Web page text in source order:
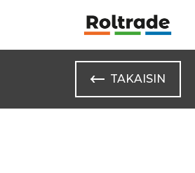
TAKAISIN